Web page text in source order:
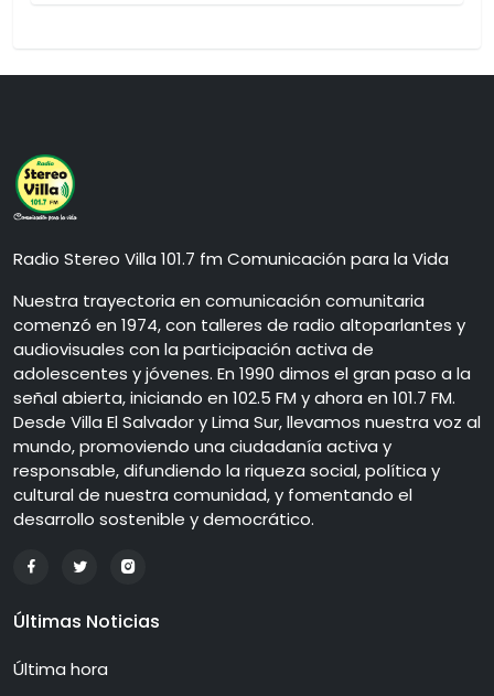
Radio Stereo Villa 101.7 fm Comunicación para la Vida
Nuestra trayectoria en comunicación comunitaria
comenzó en 1974, con talleres de radio altoparlantes y
audiovisuales con la participación activa de
adolescentes y jóvenes. En 1990 dimos el gran paso a la
señal abierta, iniciando en 102.5 FM y ahora en 101.7 FM.
Desde Villa El Salvador y Lima Sur, llevamos nuestra voz al
mundo, promoviendo una ciudadanía activa y
responsable, difundiendo la riqueza social, política y
cultural de nuestra comunidad, y fomentando el
desarrollo sostenible y democrático.
Últimas Noticias
Última hora